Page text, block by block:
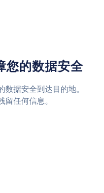
您的数据安全
据安全到达目的地。
留任何信息。